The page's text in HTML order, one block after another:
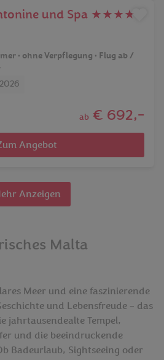
und Spa ★★★★
• ohne Verpflegung • Flug ab /
ab € 692,-
Angebot
Anzeigen
Malta
Meer und eine faszinierende
und Lebensfreude – das
jahrtausendealte Tempel,
und die beeindruckende
Badeurlaub, Sightseeing oder